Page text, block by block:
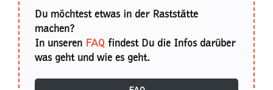
Du möchtest etwas in der Raststätte
machen?
In unseren FAQ findest Du die Infos darüber
was geht und wie es geht.